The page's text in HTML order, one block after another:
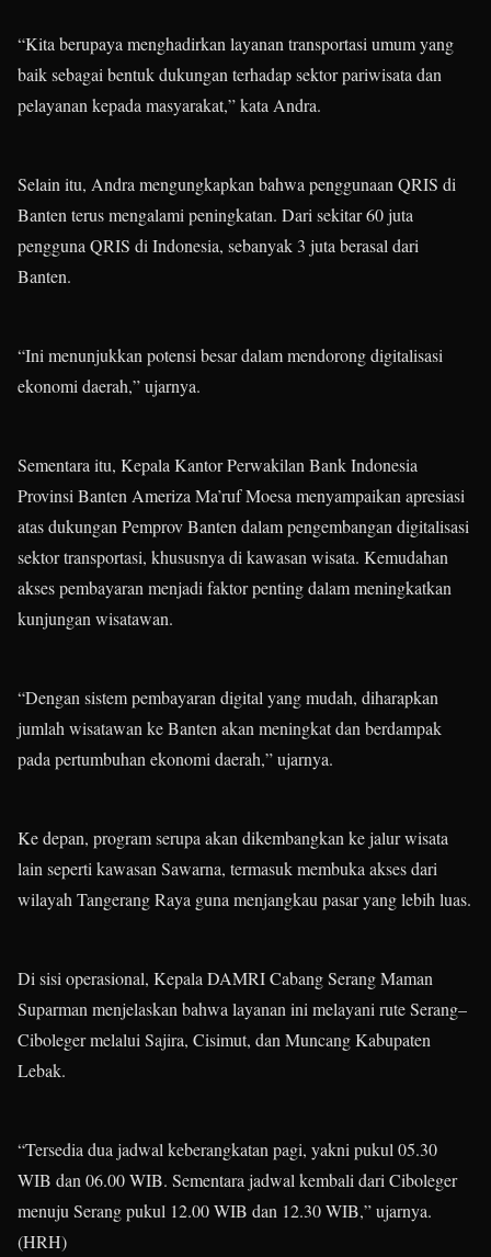
“Kita berupaya menghadirkan layanan transportasi umum yang
baik sebagai bentuk dukungan terhadap sektor pariwisata dan
pelayanan kepada masyarakat,” kata Andra.
Selain itu, Andra mengungkapkan bahwa penggunaan QRIS di
Banten terus mengalami peningkatan. Dari sekitar 60 juta
pengguna QRIS di Indonesia, sebanyak 3 juta berasal dari
Banten.
“Ini menunjukkan potensi besar dalam mendorong digitalisasi
ekonomi daerah,” ujarnya.
Sementara itu, Kepala Kantor Perwakilan Bank Indonesia
Provinsi Banten Ameriza Ma’ruf Moesa menyampaikan apresiasi
atas dukungan Pemprov Banten dalam pengembangan digitalisasi
sektor transportasi, khususnya di kawasan wisata. Kemudahan
akses pembayaran menjadi faktor penting dalam meningkatkan
kunjungan wisatawan.
“Dengan sistem pembayaran digital yang mudah, diharapkan
jumlah wisatawan ke Banten akan meningkat dan berdampak
pada pertumbuhan ekonomi daerah,” ujarnya.
Ke depan, program serupa akan dikembangkan ke jalur wisata
lain seperti kawasan Sawarna, termasuk membuka akses dari
wilayah Tangerang Raya guna menjangkau pasar yang lebih luas.
Di sisi operasional, Kepala DAMRI Cabang Serang Maman
Suparman menjelaskan bahwa layanan ini melayani rute Serang–
Ciboleger melalui Sajira, Cisimut, dan Muncang Kabupaten
Lebak.
“Tersedia dua jadwal keberangkatan pagi, yakni pukul 05.30
WIB dan 06.00 WIB. Sementara jadwal kembali dari Ciboleger
menuju Serang pukul 12.00 WIB dan 12.30 WIB,” ujarnya.
(HRH)